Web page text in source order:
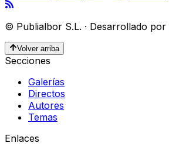
© Publialbor S.L. · Desarrollado por
Volver arriba
Secciones
Galerías
Directos
Autores
Temas
Enlaces